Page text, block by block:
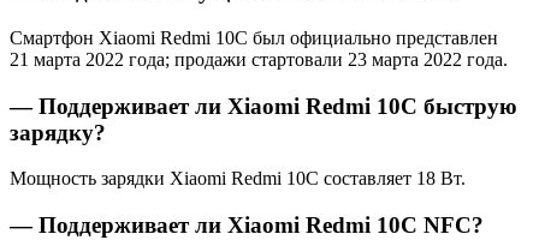
Смартфон Xiaomi Redmi 10C был официально представлен
21 марта 2022 года; продажи стартовали 23 марта 2022 года.
— Поддерживает ли Xiaomi Redmi 10C быструю
зарядку?
Мощность зарядки Xiaomi Redmi 10C составляет 18 Вт.
— Поддерживает ли Xiaomi Redmi 10C NFC?